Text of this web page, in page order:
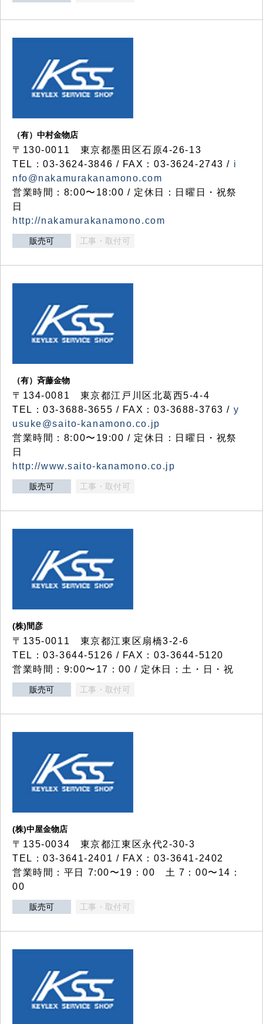
（有）中村金物店
〒130-0011 東京都墨田区石原4-26-13
TEL：03-3624-3846 / FAX：03-3624-2743 / i
nfo@nakamurakanamono.com
営業時間：8:00〜18:00 / 定休日：日曜日・祝祭
日
http://nakamurakanamono.com
販売可 工事・取付可
（有）斉藤金物
〒134-0081 東京都江戸川区北葛西5-4-4
TEL：03-3688-3655 / FAX：03-3688-3763 / y
usuke@saito-kanamono.co.jp
営業時間：8:00〜19:00 / 定休日：日曜日・祝祭
日
http://www.saito-kanamono.co.jp
販売可 工事・取付可
(株)間彦
〒135-0011 東京都江東区扇橋3-2-6
TEL：03-3644-5126 / FAX：03-3644-5120
営業時間：9:00〜17：00 / 定休日：土・日・祝
販売可 工事・取付可
(株)中屋金物店
〒135-0034 東京都江東区永代2-30-3
TEL：03-3641-2401 / FAX：03-3641-2402
営業時間：平日 7:00〜19：00 土 7：00〜14：
00
販売可 工事・取付可